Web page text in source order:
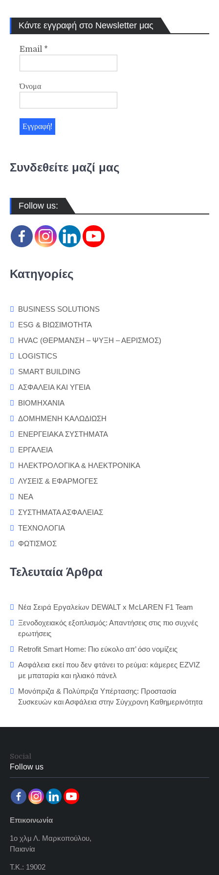
Κάντε εγγραφή στο Newsletter μας
Email *
Όνομα
Συνδεθείτε μαζί μας
Follow us:
Κατηγορίες
BUSINESS SOLUTIONS
ESG & ΒΙΩΣΙΜΟΤΗΤΑ
HVAC (ΘΕΡΜΑΝΣΗ – ΨΥΞΗ – ΑΕΡΙΣΜΟΣ)
LOGISTICS
SMART BUILDING
ΑΣΦΑΛΕΙΑ ΚΑΙ ΥΓΕΙΑ
ΒΙΟΜΗΧΑΝΙΑ
ΔΟΜΗΜΕΝΗ ΚΑΛΩΔΙΩΣΗ
ΕΝΕΡΓΕΙΑΚΑ ΣΥΣΤΗΜΑΤΑ
ΕΡΓΑΛΕΙΑ
ΗΛΕΚΤΡΟΛΟΓΙΚΑ & ΗΛΕΚΤΡΟΝΙΚΑ
ΛΥΣΕΙΣ & ΕΦΑΡΜΟΓΕΣ
ΝΕΑ
ΣΥΣΤΗΜΑΤΑ ΑΣΦΑΛΕΙΑΣ
ΤΕΧΝΟΛΟΓΙΑ
ΦΩΤΙΣΜΟΣ
Τελευταία Άρθρα
Νέα Σειρά Εργαλείων DEWALT x McLAREN F1 Team
Ξενοδοχειακός εξοπλισμός: Απαντήσεις στις πιο συχνές
ερωτήσεις
Retrofit Smart Home: Πιο εύκολο απ’ όσο νομίζεις
Ασφάλεια εκεί που δεν φτάνει το ρεύμα: κάμερες EZVIZ
με μπαταρία και ηλιακό πάνελ
Μονόπριζα & Πολύπριζα Υπέρτασης: Προστασία
Συσκευών και Ασφάλεια στην Σύγχρονη Καθημερινότητα
Social
Follow us
Επικοινωνία
1ο χλμ Λ. Μαρκοπούλου,
Παιανία
Τ.Κ.: 19002